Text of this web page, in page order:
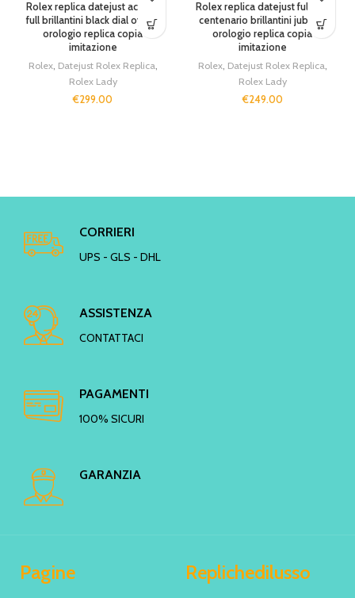
Rolex replica datejust acciaio
full brillantini black dial oyster
orologio replica copia
imitazione
Rolex, Datejust Rolex Replica,
Rolex Lady
€299.00
Rolex replica datejust full oro
centenario brillantini jubilèè
orologio replica copia
imitazione
Rolex, Datejust Rolex Replica,
Rolex Lady
€249.00
CORRIERI
UPS - GLS - DHL
ASSISTENZA
CONTATTACI
PAGAMENTI
100% SICURI
GARANZIA
Pagine Replichedilusso